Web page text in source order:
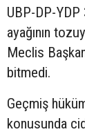
UBP-DP-
ayağının
Meclis
bitmedi.
Geçmiş
konusunda